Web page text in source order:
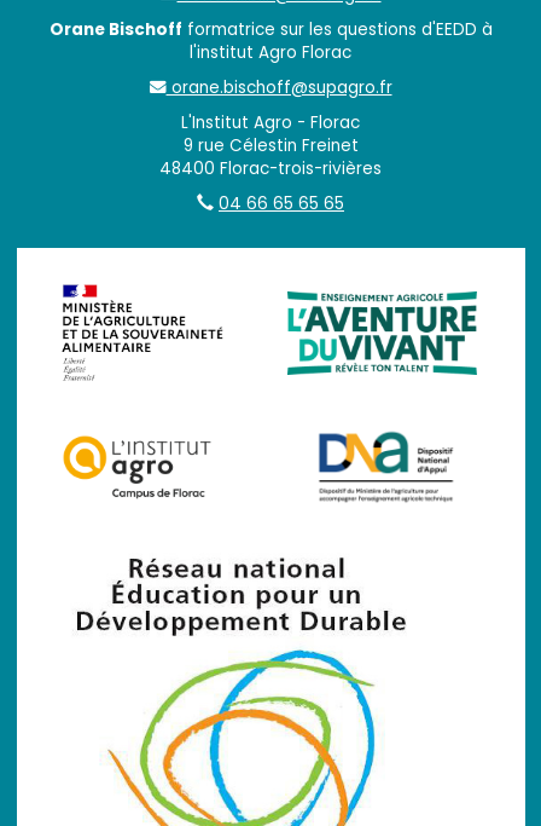
Orane Bischoff formatrice sur les questions d'EEDD à
l'institut Agro Florac
orane.bischoff@supagro.fr
L'Institut Agro - Florac
9 rue Célestin Freinet
48400 Florac-trois-rivières
04 66 65 65 65